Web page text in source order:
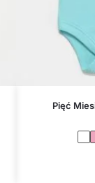
Pięć